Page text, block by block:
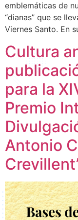
emblemáticas de
“dianas” que se
Viernes Santo. En
Cultura
para la
Premio
Antonio